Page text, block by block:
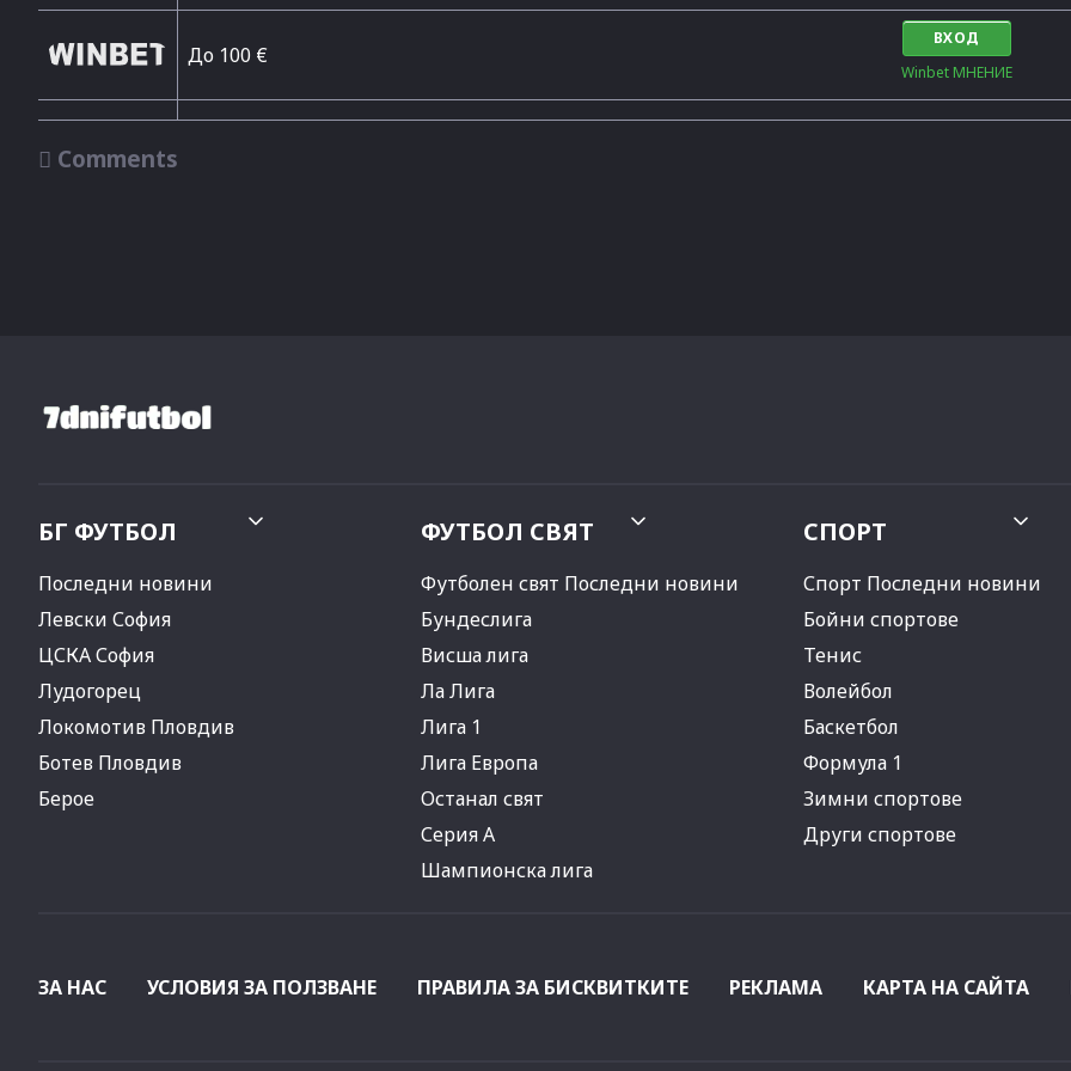
До 100 €
ВХОД
Winbet МНЕНИЕ
 Comments
БГ ФУТБОЛ
Последни новини
Левски София
ЦСКА София
Лудогорец
Локомотив Пловдив
Ботев Пловдив
Берое
ФУТБОЛ СВЯТ
Футболен свят Последни новини
Бундеслига
Висша лига
Ла Лига
Лига 1
Лига Европа
Останал свят
Серия А
Шампионска лига
СПОРТ
Спорт Последни новини
Бойни спортове
Тенис
Волейбол
Баскетбол
Формула 1
Зимни спортове
Други спортове
ЗА НАС УСЛОВИЯ ЗА ПОЛЗВАНЕ ПРАВИЛА ЗА БИСКВИТКИТЕ РЕКЛАМА КАРТА НА САЙТА